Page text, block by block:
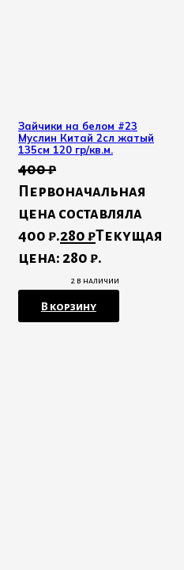
Зайчики на белом #23
Муслин Китай 2сл жатый
135см 120 гр/кв.м.
400₽
Первоначальная
цена составляла
400 ₽.280₽Текущая
цена: 280 ₽.
2 в наличии
В корзину